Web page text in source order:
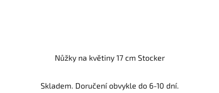
Nůžky na květiny 17 cm Stocker
Skladem. Doručení obvykle do 6-10 dní.